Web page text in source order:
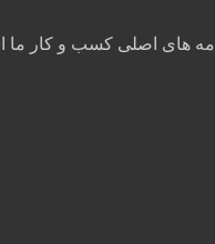
های اصلی کسب و کار ما